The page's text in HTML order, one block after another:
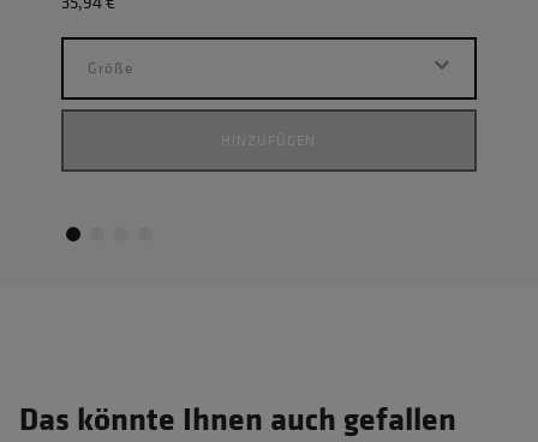
Größe
HINZUFÜGEN
Das könnte Ihnen auch gefallen